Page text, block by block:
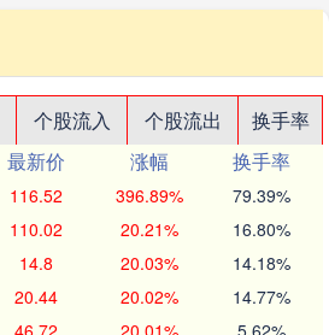
个股流入 个股流出
换手率
最新价 涨幅
换手率
116.52 396.89% 79.39%
110.02 20.21% 16.80%
14.8 20.03% 14.18%
20.44 20.02% 14.77%
46.72 20.01% 5.62%